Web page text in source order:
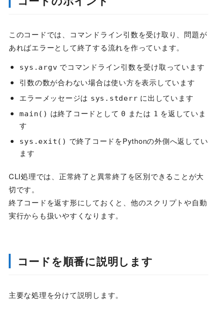
このコードでは、コマンドライン引数を受け取り、問題が
あればエラーとして終了する流れを作っています。
sys.argv でコマンドライン引数を受け取っています
引数の数が合わない場合は使い方を表示しています
エラーメッセージは sys.stderr に出しています
main() は終了コードとして 0 または 1 を返していま
す
sys.exit() で終了コードをPythonの外側へ返してい
ます
CLI処理では、正常終了と異常終了を区別できることが大
切です。
終了コードを返す形にしておくと、他のスクリプトや自動
実行からも扱いやすくなります。
コードを順番に説明します
主要な処理を分けて説明します。